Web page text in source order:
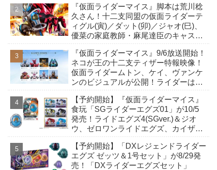
も！
『仮面ライダーマイス』脚本は荒川稔
久さん！十二支同盟の仮面ライダーテ
ィグル(寅)／ダット(卯)／ジャオ(巳)、
優菜の家庭教師・麻尾達臣のキャスト
んも変身！
『仮面ライダーマイス』9/6放送開始！
ネコが王の十二支ティザー特報映像！
仮面ライダームトン、ケイ、ヴァンケ
ンのビジュアルが公開！ライダーは子
【予約開始】『仮面ライダーマイス』
食玩「SGライダーエグズ01」が10/5
発売！ライドエグズ4(SGver.)＆ジオ
ウ、ゼロワンライドエグズ、カイザ、
【予約開始】「DXレジェンドライダー
エグズ ゼッツ＆1号セット」が8/29発
売！「DXライダーエグズセット」